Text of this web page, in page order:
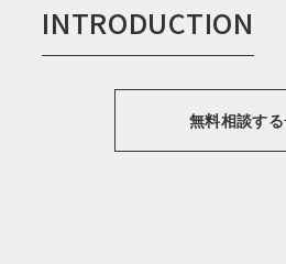
INTRODUCTION
無料相談する